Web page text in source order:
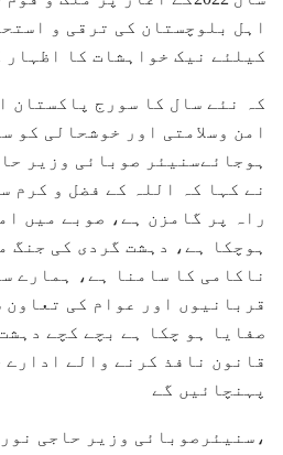
اہل بلوچستان کی ترقی و
کیلئے نیک خواہشات کا اظہار
کہ نئے سال کا سورج پاکستان
امن وسلامتی اور خوشحالی کو
ہوجائےسنیئر صوبائی وزیر
نے کہا کہ اللہ کے فضل و کرم
راہ پر گامزن ہے، صوبے میں
ہوچکا ہے، دہشت گردی کی جنگ
ناکامی کا سامنا ہے، ہمارے
قربانیوں اور عوام کی تعاون
صفایا ہو چکا ہے بچے کچے
قانون نافذ کرنے والے
پہنچائیں گے
،سنیئرصوبائی وزیر حاجی